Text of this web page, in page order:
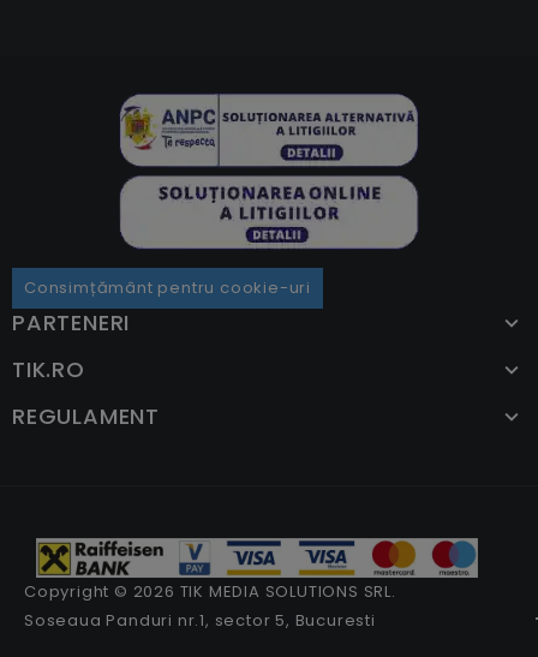
Consimțământ pentru cookie-uri
PARTENERI
TIK.RO
REGULAMENT
Copyright © 2026 TIK MEDIA SOLUTIONS SRL.
Soseaua Panduri nr.1, sector 5, Bucuresti